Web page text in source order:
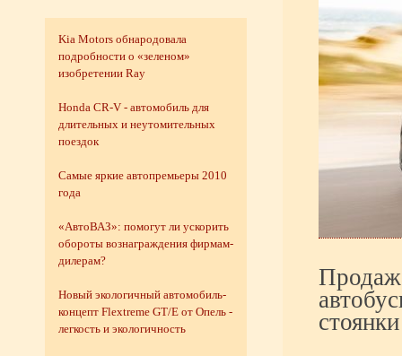
Kia Motors обнародовала
подробности о «зеленом»
изобретении Ray
Honda CR-V - автомобиль для
длительных и неутомительных
поездок
Самые яркие автопремьеры 2010
года
«АвтоВАЗ»: помогут ли ускорить
обороты вознаграждения фирмам-
дилерам?
Новый экологичный автомобиль-
концепт Flextreme GT/E от Опель -
легкость и экологичность